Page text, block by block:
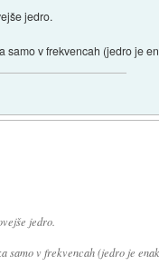
jedro.
samo v frekvencah (jedro je
jedro.
samo v frekvencah (jedro je